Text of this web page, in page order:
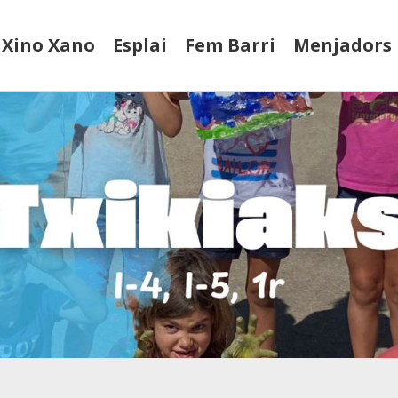
Xino Xano Esplai Fem Barri Menjadors